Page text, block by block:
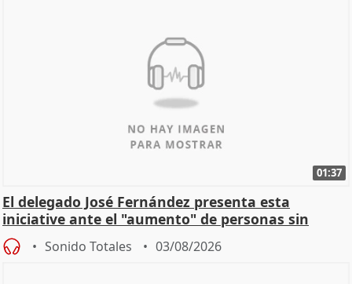
01:37
El delegado José Fernández presenta esta
iniciative ante el "aumento" de personas sin
hogar en Madri
Sonido Totales 03/08/2026